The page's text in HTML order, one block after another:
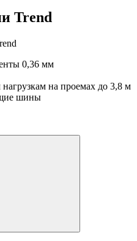
Trend
0,36 мм
на проемах до 3,8 м
шины